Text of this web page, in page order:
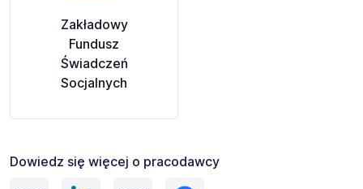
Zakładowy
Fundusz
Świadczeń
Socjalnych
Dowiedz się więcej o pracodawcy